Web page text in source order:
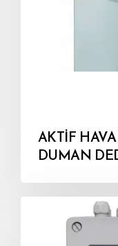
AKTİF
DUMAN